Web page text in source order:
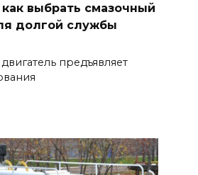
выбрать смазочный
долгой службы
предъявляет